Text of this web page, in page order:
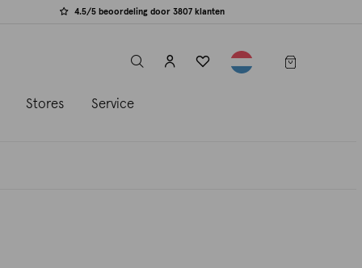
4.5/5 beoordeling door 3807 klanten
label.header.toggle
Stores Service